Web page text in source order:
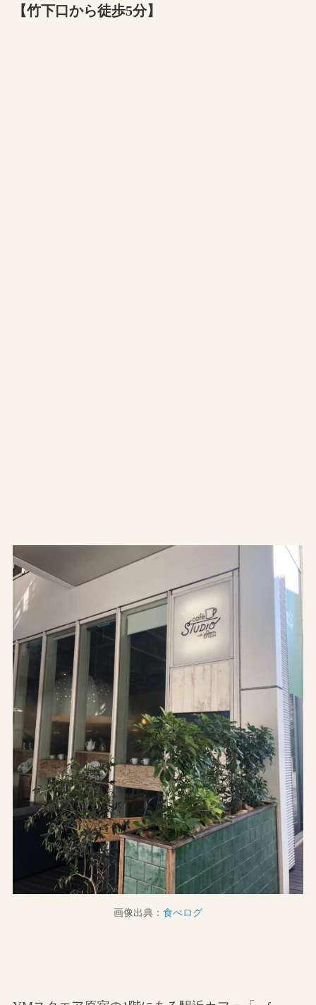
【竹下口から徒歩5分】
画像出典： 食べログ